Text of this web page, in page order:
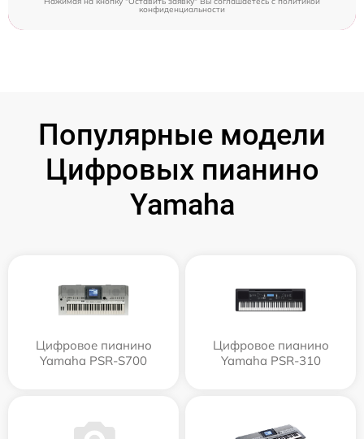
конфиденциальности
Популярные модели
Цифровых пианино
Yamaha
Цифровое пианино
Yamaha PSR-S700
Цифровое пианино
Yamaha PSR-310